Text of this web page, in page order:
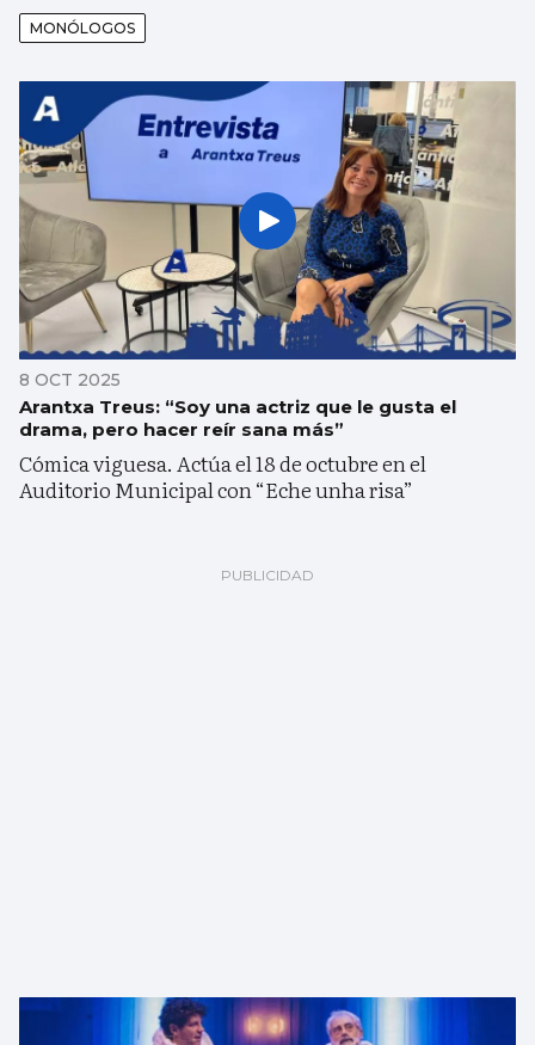
MONÓLOGOS
8 OCT 2025
Arantxa Treus: “Soy una actriz que le gusta el
drama, pero hacer reír sana más”
Cómica viguesa. Actúa el 18 de octubre en el
Auditorio Municipal con “Eche unha risa”